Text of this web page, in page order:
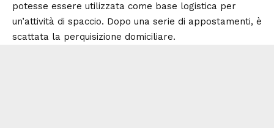
potesse essere utilizzata come base logistica per
un’attività di spaccio. Dopo una serie di appostamenti, è
scattata la perquisizione domiciliare.